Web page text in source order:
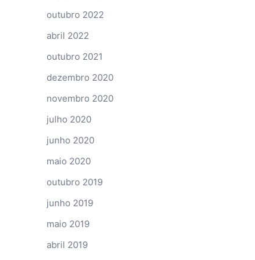
outubro 2022
abril 2022
outubro 2021
dezembro 2020
novembro 2020
julho 2020
junho 2020
maio 2020
outubro 2019
junho 2019
maio 2019
abril 2019